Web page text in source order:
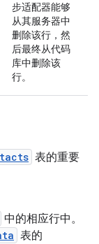
步适配器能够
从其服务器中
删除该行，然
后最终从代码
库中删除该
行。
表的重要
中的相应行中。
表的